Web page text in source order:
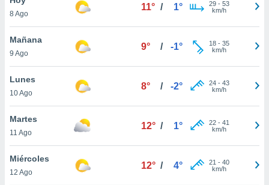
y
en
más
de
8 Ago
11° / 1° 29- 53
km/h
Mañana
9 Ago
9° / -1° 18- 35
km/h
Lunes
10 Ago
8° / -2° 24- 43
km/h
Martes
11 Ago
12° / 1° 22- 41
km/h
Miércoles
12 Ago
12° / 4° 21 - 40
km/h